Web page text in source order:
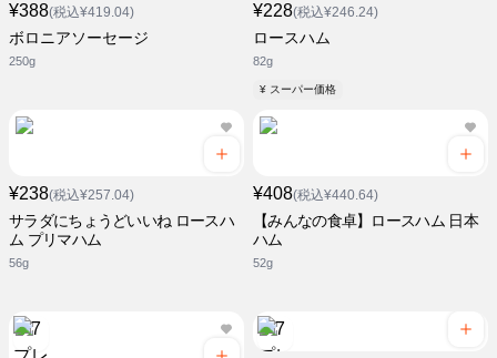
¥388(税込¥419.04)
ボロニアソーセージ
250g
¥228(税込¥246.24)
ロースハム
82g
¥ スーパー価格
¥238(税込¥257.04)
サラダにちょうどいいね ロースハ
ム プリマハム
56g
¥408(税込¥440.64)
【みんなの食卓】ロースハム 日本
ハム
52g